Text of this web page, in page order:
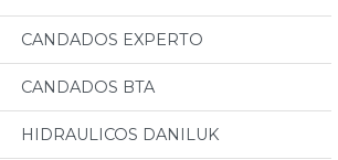
CANDADOS EXPERTO
CANDADOS BTA
HIDRAULICOS DANILUK